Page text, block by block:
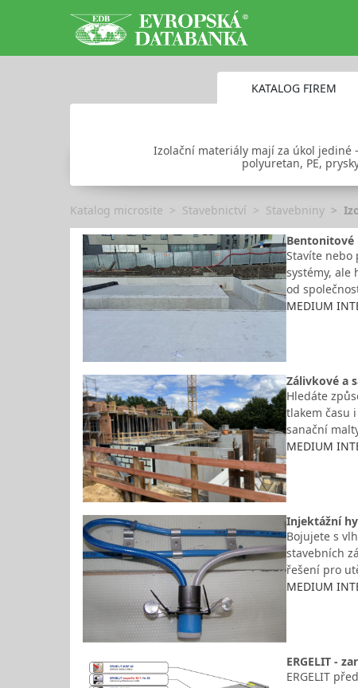
KATALOG FIREM
Izolační materiály mají za úkol jediné
polyuretan, PE,
Katalog microsite Stavebnictví Stavebniny
Bentonitové
Stavíte nebo
systémy, ale
od
MEDIUM
Zálivkové a
Hledáte
tlakem času
sanační
MEDIUM
Injektážní
Bojujete s
stavebních
řešení pro
MEDIUM
ERGELIT -
ERGELIT